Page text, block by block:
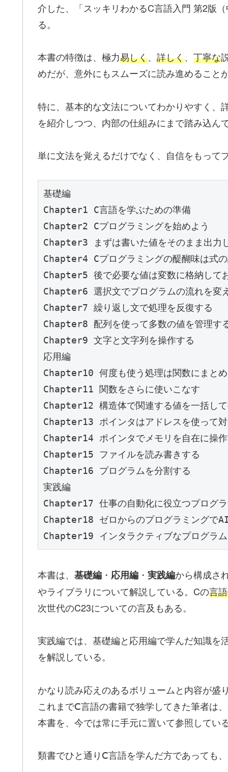
介した、「スッキリわかるC言語入門 第2版
る。
本書の特徴は、極力易しく、 詳しく、 丁寧な
めだが、意外にもスムーズに読み進めること
特に、基本的な文法についてわかりやすく、
を紹介しつつ、内部の仕組みにまで踏み込ん
単に文法を覚えるだけでなく、自信をもって
基礎編
Chapter1 C言語を学ぶための準備
Chapter2 Cプログラミングを始めよう
Chapter3 まずは書いた値をそのまま出力
Chapter4 Cプログラミングの醍醐味は式
Chapter5 後で必要な値は変数に格納して
Chapter6 選択文でプログラムの流れを変
Chapter7 繰り返し文で処理を反復する
Chapter8 配列を使って多数の値を管理す
Chapter9 文字と文字列を操作する
応用編
Chapter10 何度も使う処理は関数にまと
Chapter11 関数をさらに使いこなす
Chapter12 構造体で関連する値を一括し
Chapter13 ポインタはアドレスを使って
Chapter14 ポインタでメモリを自在に操
Chapter15 ファイルを読み書きする
Chapter16 プログラムを分割する
実践編
Chapter17 仕事の自動化に役立つプログ
Chapter18 ゼロからのプログラミングで
Chapter19 インタラクティブなプログラ
本書は、 基礎編 ・ 応用編 ・ 実践編から構成さ
やライブラリについて解説している。Cの言
次世代のC23についての言及もある。
実践編では、基礎編と応用編で学んだ知識を
を解説している。
かなり読み応えのあるボリュームと内容が盛
これまでⅭ言語の書籍で独学してきた筆者は
本書を、今では常に手元に置いて参照してい
類書でひと通りⅭ言語を学んだ方であっても